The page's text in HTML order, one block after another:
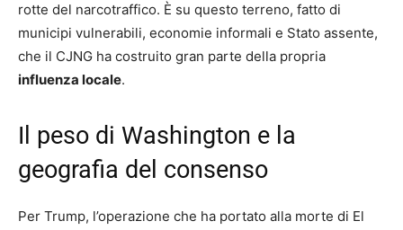
rotte del narcotraffico. È su questo terreno, fatto di
municipi vulnerabili, economie informali e Stato assente,
che il CJNG ha costruito gran parte della propria
influenza locale.
Il peso di Washington e la
geografia del consenso
Per Trump, l’operazione che ha portato alla morte di El